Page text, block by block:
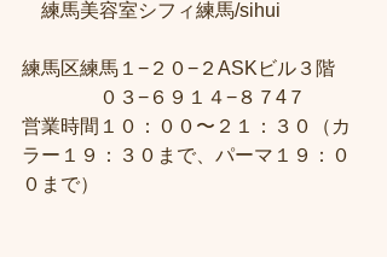
    練馬美容室シフィ練馬/sihui
練馬区練馬１−２０−２ASKビル３階
０３−６９１４−８７4７
営業時間１０：００〜２１：３０（カ
ラー１９：３０まで、パーマ１９：０
０まで）